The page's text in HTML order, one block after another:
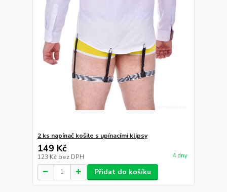
2 ks napínač košile s upínacími klipsy
149 Kč
123 Kč bez DPH 4 dny
Přidat do košíku